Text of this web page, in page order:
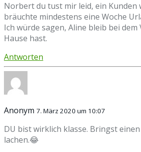
Norbert du tust mir leid, ein Kunden
bräuchte mindestens eine Woche
Ich würde sagen, Aline bleib bei dem
Hause hast.
Antworten
Anonym 7. März 2020 um 10:07
DU bist wirklich klasse. Bringst
lachen.😂